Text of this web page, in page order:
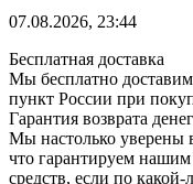
07.08.2026, 23:44
Бесплатная доставка
Мы бесплатно
пункт России при
Гарантия возврата денег
Мы настолько уверены
что гарантируем
средств, если по